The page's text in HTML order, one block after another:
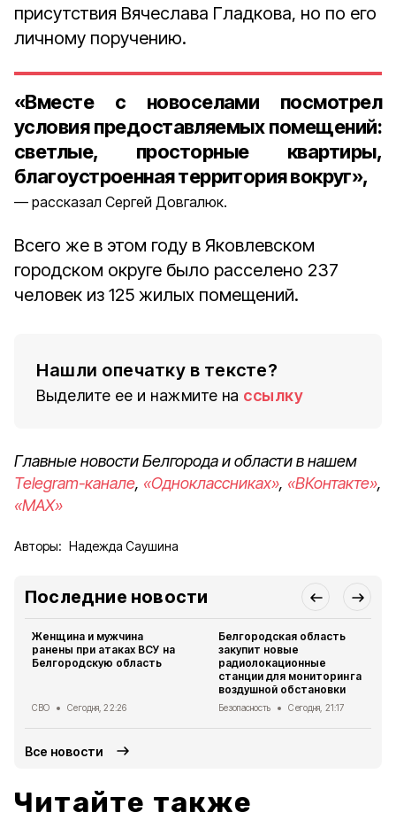
присутствия Вячеслава Гладкова, но по его
личному поручению.
«Вместе с новоселами посмотрел
условия предоставляемых помещений:
светлые, просторные квартиры,
благоустроенная территория вокруг»,
рассказал Сергей Довгалюк.
Всего же в этом году в Яковлевском
городском округе было расселено 237
человек из 125 жилых помещений.
Нашли опечатку в тексте?
Выделите ее и нажмите на ссылку
Главные новости Белгорода и области в нашем
Telegram-канале, «Одноклассниках», «ВКонтакте»,
«MAX»
Авторы: Надежда Саушина
Последние новости
Женщина и мужчина
ранены при атаках ВСУ на
Белгородскую область
СВО Сегодня, 22:26
Белгородская область
закупит новые
радиолокационные
станции для мониторинга
воздушной обстановки
Безопасность Сегодня, 21:17
Все новости
Читайте также